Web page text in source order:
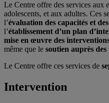
Le Centre offre des services aux
adolescents, et aux adultes. Ces
l’évaluation des capacités et
l’établissement d’un plan
mise en œuvre des
même que le soutien auprès
Le Centre offre ces services de
Intervention